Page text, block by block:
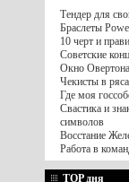
Тендер для
Браслеты
10 черт и
Советские
Окно
Чекисты в
Где моя
Свастика и
символов
Восстание
Работа в
TOP дня